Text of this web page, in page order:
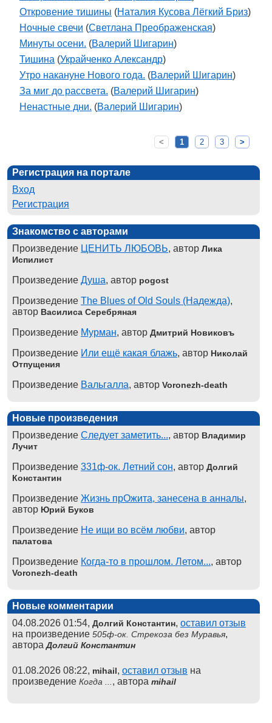
Откровение тишины (Наталия Кусова Лёгкий Бриз)
Ночные свечи (Светлана Преображенская)
Минуты осени. (Валерий Шигарин)
Тишина (Украйченко Александр)
Утро накануне Нового года. (Валерий Шигарин)
За миг до рассвета. (Валерий Шигарин)
Ненастные дни. (Валерий Шигарин)
< 1 2 3 >
Регистрация на портале
Вход
Регистрация
Знакомство с авторами
Произведение ЦЕНИТЬ ЛЮБОВЬ, автор Лика
Испилист
Произведение Душа, автор pogost
Произведение The Blues of Old Souls (Надежда),
автор Василиса Серебряная
Произведение Мурман, автор Дмитрий Новиковъ
Произведение Или ещё какая блажь, автор Николай
Отпущения
Произведение Вальгалла, автор Voronezh-death
Новые произведения
Произведение Следует заметить..., автор Владимир
Лучит
Произведение 331ф-ок. Летний сон, автор Долгий
Константин
Произведение Жизнь прОжита, занесена в анналы,
автор Юрий Буков
Произведение Не ищи во всём любви, автор
палатова
Произведение Когда-то в прошлом. Летом..., автор
Voronezh-death
Новые комментарии
04.08.2026 01:54, Долгий Константин, оставил отзыв
на произведение 505ф-ок. Стрекоза без Муравья,
автораДолгий Константин
01.08.2026 08:22, mihail, оставил отзыв на
произведение Когда ... , автора mihail